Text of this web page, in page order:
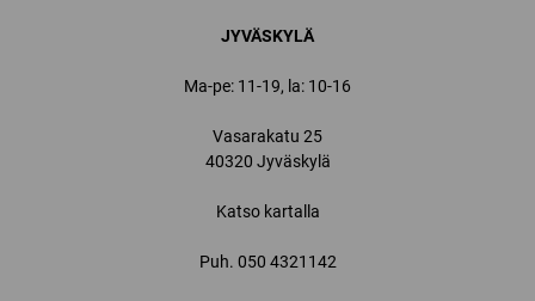
JYVÄSKYLÄ
Ma-pe: 11-19, la: 10-16
Vasarakatu 25
40320 Jyväskylä
Katso kartalla
Puh. 050 4321142